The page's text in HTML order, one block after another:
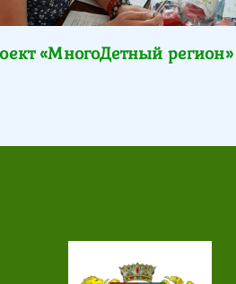
«МногоДетный регион»